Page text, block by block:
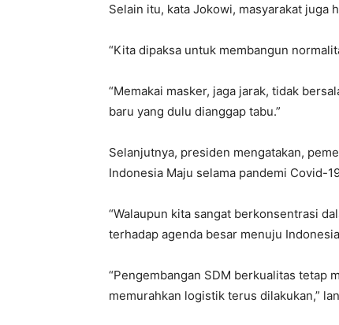
Selain itu, kata Jokowi, masyarakat juga
“Kita dipaksa untuk membangun
“Memakai masker, jaga jarak, tidak
baru yang dulu dianggap tabu.”
Selanjutnya, presiden mengatakan,
Indonesia Maju selama pandemi Covid-
“Walaupun kita sangat berkonsentrasi
terhadap agenda besar menuju
“Pengembangan SDM berkualitas tetap
memurahkan logistik terus dilakukan,”